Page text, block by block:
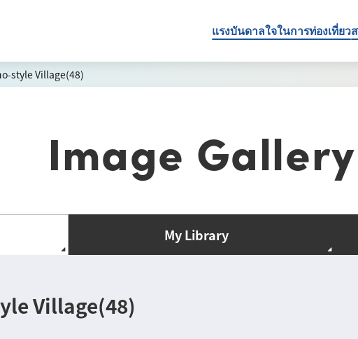
แรงบันดาลใจในการท่องเที่ยว
style Village(48)
Image Gallery
My Library
Village(48)